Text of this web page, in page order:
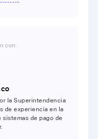
con:
la Superintendencia
de experiencia en la
de pago de